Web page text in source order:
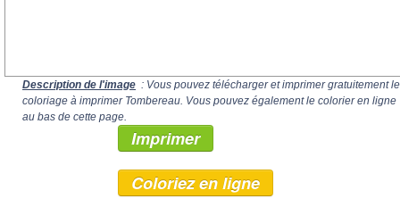
Description de l'image : Vous pouvez télécharger et imprimer gratuitement le
coloriage à imprimer Tombereau. Vous pouvez également le colorier en ligne
au bas de cette page.
Imprimer
Coloriez en ligne